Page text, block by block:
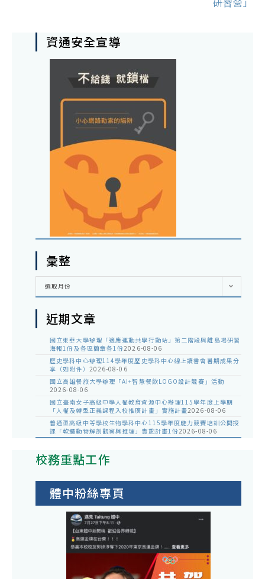
資通安全宣導
彙整
彙
選取月份
近期文章
國立東華大學辦理「適應運動共學行動站」第二階段與離島場研習
海報1份及各區簡章各1份2026-08-06
歷史學科中心辦理114學年度歷史學科中心線上讀書會暑期成果分
享（如附件） 2026-08-06
國立高雄餐旅大學辦理「AI+智慧餐飲LOGO設計競賽」活動
2026-08-06
國立臺南女子高級中學人權教育資源中心辦理115學年度上學期
「人權及轉型正義課程入校推廣計畫」實施計畫2026-08-06
普通型高級中等學校生物學科中心115學年度能力競賽培訓公開授
課「軟體動物解剖觀察與推理」實施計畫1份2026-08-06
校務重點工作
體中粉絲專頁